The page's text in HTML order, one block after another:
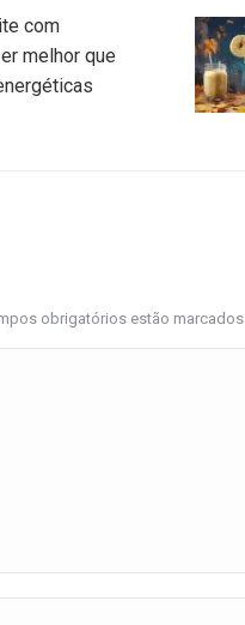
com
melhor que
obrigatórios estão marcados